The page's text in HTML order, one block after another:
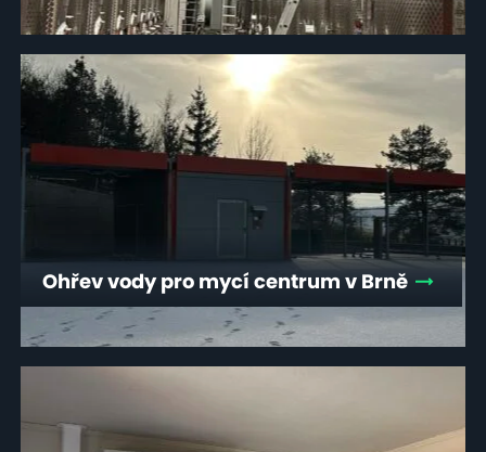
Ohřev vody pro mycí centrum v Brně